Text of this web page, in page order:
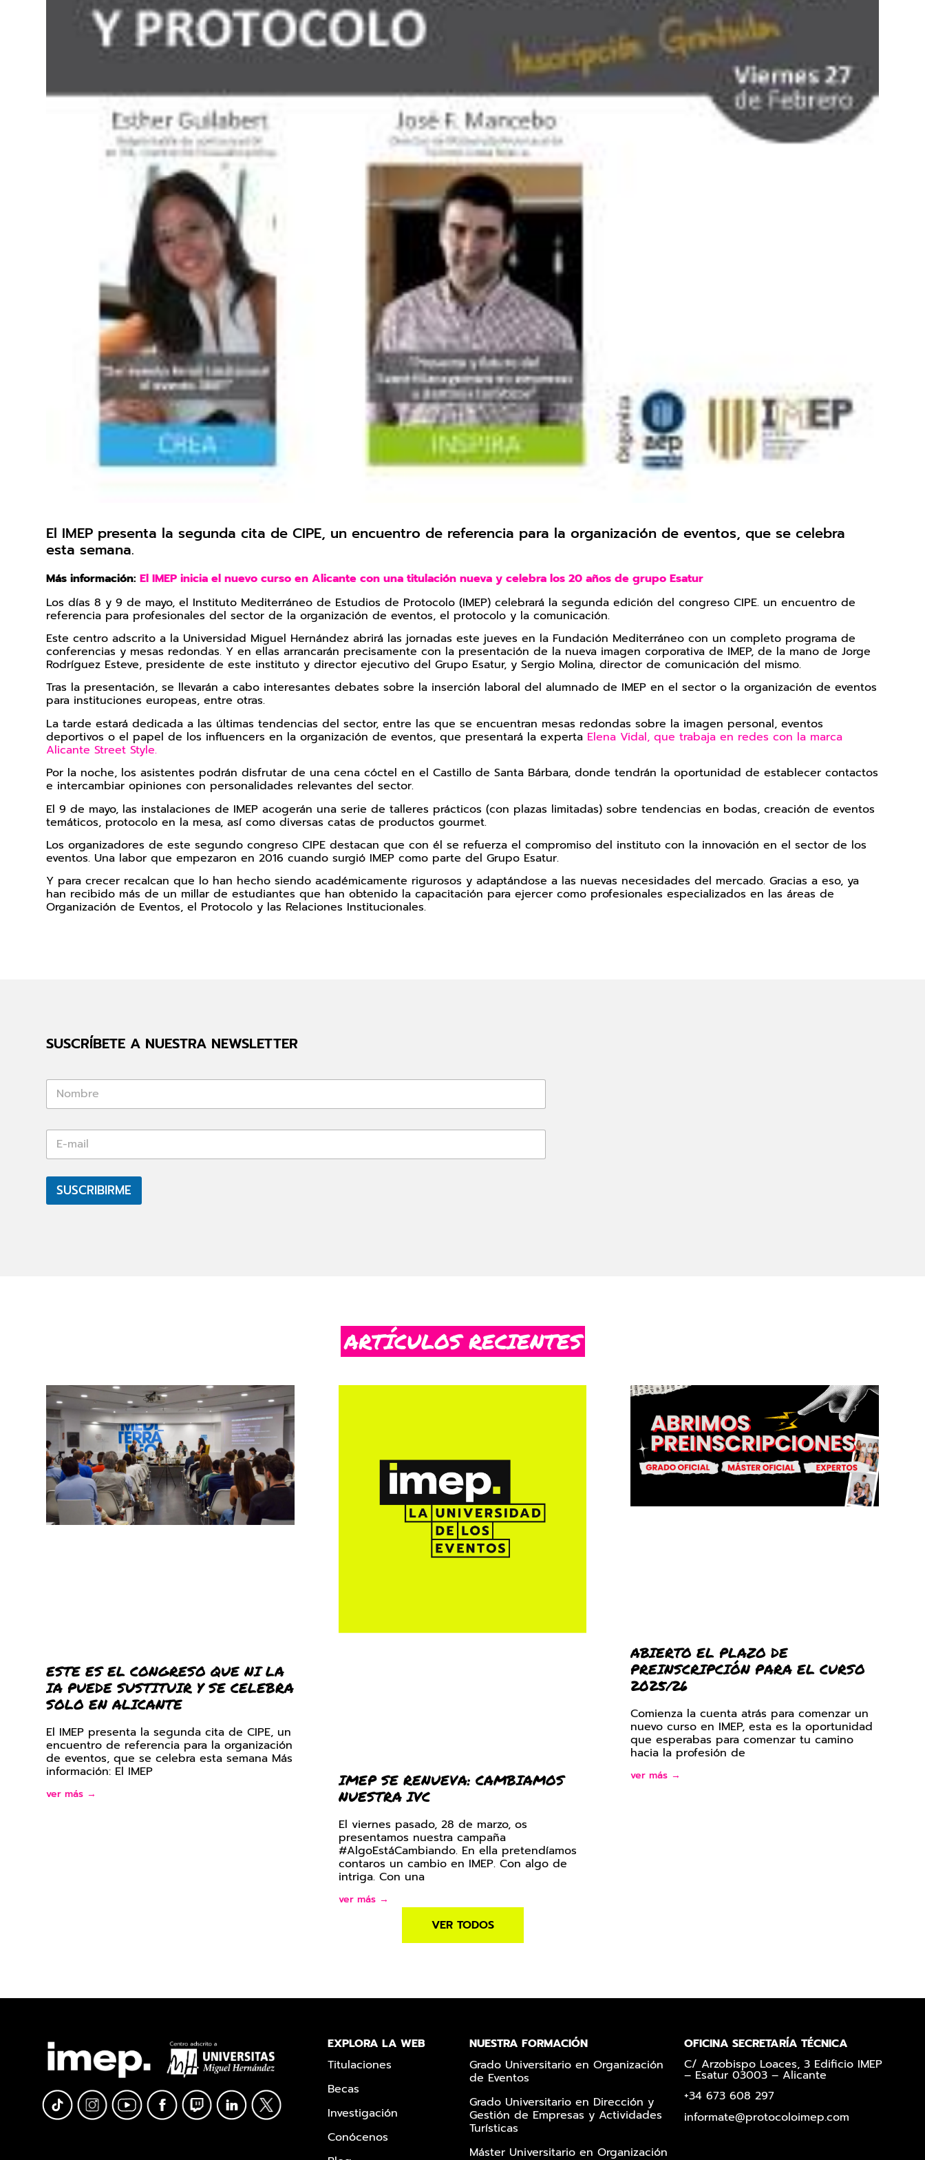
Claustro Docente
Calidad y Medio Ambiente
El IMEP presenta la segunda cita de CIPE, un encuentro de referencia para la organización de eventos, que se celebra
esta semana.
Más información:El IMEP inicia el nuevo curso en Alicante con una titulación nueva y celebra los 20 años de grupo Esatur
Los días 8 y 9 de mayo, el Instituto Mediterráneo de Estudios de Protocolo (IMEP) celebrará la segunda edición del congreso CIPE. un encuentro de
referencia para profesionales del sector de la organización de eventos, el protocolo y la comunicación.
Este centro adscrito a la Universidad Miguel Hernández abrirá las jornadas este jueves en la Fundación Mediterráneo con un completo programa de
conferencias y mesas redondas. Y en ellas arrancarán precisamente con la presentación de la nueva imagen corporativa de IMEP, de la mano de Jorge
Rodríguez Esteve, presidente de este instituto y director ejecutivo del Grupo Esatur, y Sergio Molina, director de comunicación del mismo.
Tras la presentación, se llevarán a cabo interesantes debates sobre la inserción laboral del alumnado de IMEP en el sector o la organización de eventos
para instituciones europeas, entre otras.
La tarde estará dedicada a las últimas tendencias del sector, entre las que se encuentran mesas redondas sobre la imagen personal, eventos
deportivos o el papel de los influencers en la organización de eventos, que presentará la experta Elena Vidal, que trabaja en redes con la marca
Alicante Street Style.
Por la noche, los asistentes podrán disfrutar de una cena cóctel en el Castillo de Santa Bárbara, donde tendrán la oportunidad de establecer contactos
e intercambiar opiniones con personalidades relevantes del sector.
El 9 de mayo, las instalaciones de IMEP acogerán una serie de talleres prácticos (con plazas limitadas) sobre tendencias en bodas, creación de eventos
temáticos, protocolo en la mesa, así como diversas catas de productos gourmet.
Los organizadores de este segundo congreso CIPE destacan que con él se refuerza el compromiso del instituto con la innovación en el sector de los
eventos. Una labor que empezaron en 2016 cuando surgió IMEP como parte del Grupo Esatur.
Y para crecer recalcan que lo han hecho siendo académicamente rigurosos y adaptándose a las nuevas necesidades del mercado. Gracias a eso, ya
han recibido más de un millar de estudiantes que han obtenido la capacitación para ejercer como profesionales especializados en las áreas de
Organización de Eventos, el Protocolo y las Relaciones Institucionales.
SUSCRÍBETE A NUESTRA NEWSLETTER
*
m
a
l
E
m
a
l
SUSCRIBIRME
ARTÍCULOS RECIENTES
ESTE ES EL CONGRESO QUE NI LA
IA PUEDE SUSTITUIR Y SE CELEBRA
SOLO EN ALICANTE
El IMEP presenta la segunda cita de CIPE, un
encuentro de referencia para la organización
de eventos, que se celebra esta semana Más
información: El IMEP
ver más →
IMEP SE RENUEVA: CAMBIAMOS
NUESTRA IVC
El viernes pasado, 28 de marzo, os
presentamos nuestra campaña
#AlgoEstáCambiando. En ella pretendíamos
contaros un cambio en IMEP. Con algo de
intriga. Con una
ver más →
ABIERTO EL PLAZO DE
PREINSCRIPCIÓN PARA EL CURSO
2025/26
Comienza la cuenta atrás para comenzar un
nuevo curso en IMEP, esta es la oportunidad
que esperabas para comenzar tu camino
hacia la profesión de
ver más →
VER TODOS
EXPLORA LA WEB
Titulaciones
Becas
Investigación
Conócenos
NUESTRA FORMACIÓN
Grado Universitario en Organización
de Eventos
Grado Universitario en Dirección y
Gestión de Empresas y Actividades
Turísticas
Máster Universitario en Organización
OFICINA SECRETARÍA TÉCNICA
C/ Arzobispo Loaces, 3 Edificio IMEP
– Esatur 03003 – Alicante
+34 673 608 297
informate@protocoloimep.com